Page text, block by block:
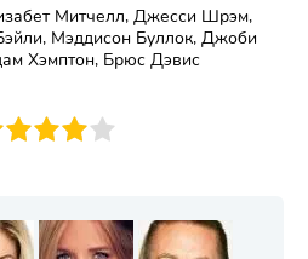
Митчелл, Джесси Шрэм,
Мэддисон Буллок, Джоби
Хэмптон, Брюс Дэвис